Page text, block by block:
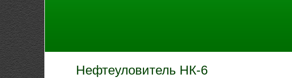
Нефтеуловитель НК-6